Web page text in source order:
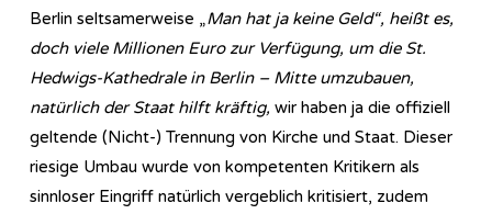
Berlin seltsamerweise „Man hat ja keine Geld“, heißt es,
doch viele Millionen Euro zur Verfügung, um die St.
Hedwigs-Kathedrale in Berlin – Mitte umzubauen,
natürlich der Staat hilft kräftig, wir haben ja die offiziell
geltende (Nicht-) Trennung von Kirche und Staat. Dieser
riesige Umbau wurde von kompetenten Kritikern als
sinnloser Eingriff natürlich vergeblich kritisiert, zudem